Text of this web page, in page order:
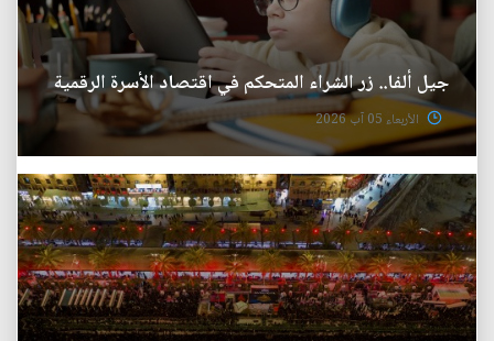
جيل ألفا.. زر الشراء المتحكم في اقتصاد الأسرة الرقمية
الأربعاء 05 آب 2026